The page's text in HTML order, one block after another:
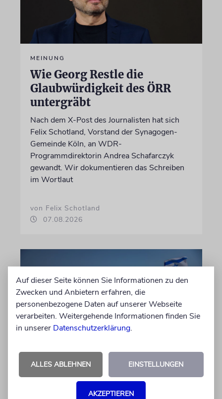
MEINUNG
Wie Georg Restle die
Glaubwürdigkeit des ÖRR
untergräbt
Nach dem X-Post des Journalisten hat sich
Felix Schotland, Vorstand der Synagogen-
Gemeinde Köln, an WDR-
Programmdirektorin Andrea Schafarczyk
gewandt. Wir dokumentieren das Schreiben
im Wortlaut
von Felix Schotland
07.08.2026
JUSTIZ
Israelischer Siedler wegen
Tötung eines Palästinensers
Auf dieser Seite können Sie Informationen zu den
Zwecken und Anbietern erfahren, die
personenbezogene Daten auf unserer Webseite
verarbeiten. Weitergehende Informationen finden Sie
in unserer Datenschutzerklärung.
ALLES ABLEHNEN EINSTELLUNGEN
AKZEPTIEREN